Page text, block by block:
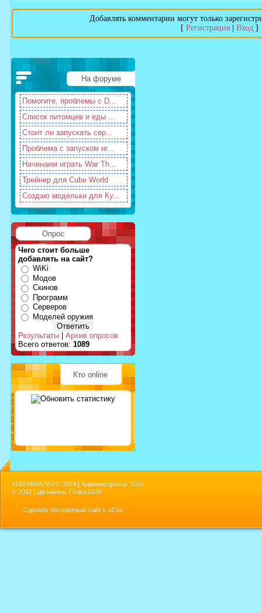
Добавлять комментарии могут только
[ Регистрация| Вход]
На форуме
Помогите, проблемы с D...
Список питомцев и еды ...
Стоит ли запускать сер...
Проблема с запуском иг...
Начинаем играть War Th...
Трейнер для Cube World
Создаю модельки для Ку...
Опрос
Чего стоит больше
добавлять на сайт?
WiKi
Модов
Скинов
Программ
Серверов
Моделей оружия
Результаты
Архив опросов
Всего ответов: 1089
Кто online
KUB-MIRA.RU © 2014 | Администратор: GaV
© 2012 | Дизайнер: Frolov1028
Сделать бесплатный сайт с uCoz